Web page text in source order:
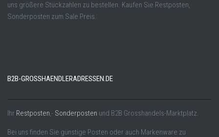
uns größere Stückzahlen zu bestellen. Kaufen Sie Restposten,
Sonderposten zum Sale Preis.
B2B-GROSSHAENDLERADRESSEN.DE
Ihr Restposten,- Sonderposten und B2B Grosshandels-Marktplatz.
Bei uns finden Sie günstige Posten oder auch Markenware zu